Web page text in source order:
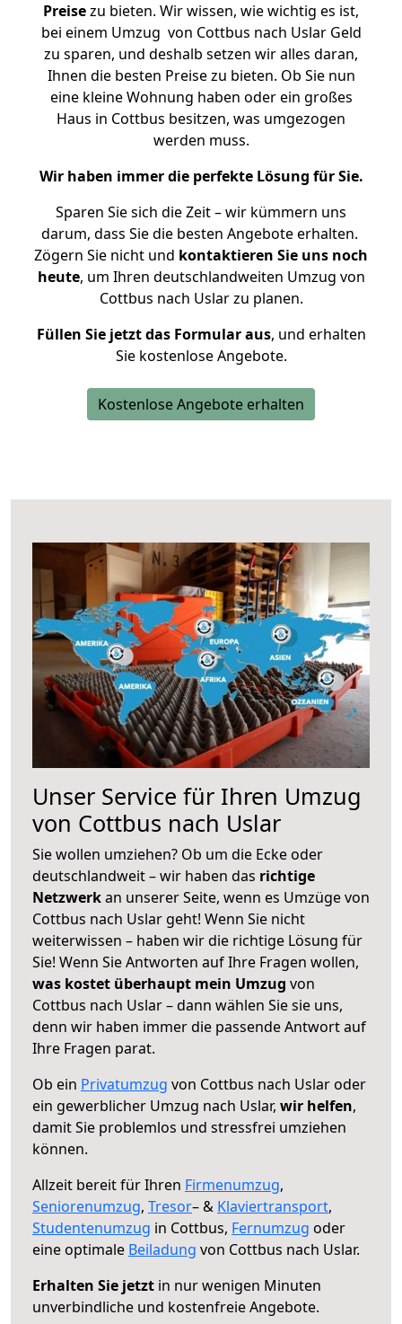
Preisezu bieten. Wir wissen, wie wichtig es ist,
bei einem Umzug von Cottbus nach Uslar Geld
zu sparen, und deshalb setzen wir alles daran,
Ihnen die besten Preise zu bieten. Ob Sie nun
eine kleine Wohnung haben oder ein großes
Haus in Cottbus besitzen, was umgezogen
werden muss.
Wir haben immer die perfekte Lösung für Sie.
Sparen Sie sich die Zeit – wir kümmern uns
darum, dass Sie die besten Angebote erhalten.
Zögern Sie nicht und kontaktieren Sie uns noch
heute, um Ihren deutschlandweiten Umzug von
Cottbus nach Uslar zu planen.
Füllen Sie jetzt das Formular aus, und erhalten
Sie kostenlose Angebote.
Kostenlose Angebote erhalten
Unser Service für Ihren Umzug
von Cottbus nach Uslar
Sie wollen umziehen? Ob um die Ecke oder
deutschlandweit – wir haben das richtige
Netzwerkan unserer Seite, wenn es Umzüge von
Cottbus nach Uslar geht! Wenn Sie nicht
weiterwissen – haben wir die richtige Lösung für
Sie! Wenn Sie Antworten auf Ihre Fragen wollen,
was kostet überhaupt mein Umzug von
Cottbus nach Uslar – dann wählen Sie sie uns,
denn wir haben immer die passende Antwort auf
Ihre Fragen parat.
Ob ein Privatumzug von Cottbus nach Uslar oder
ein gewerblicher Umzug nach Uslar, wir helfen,
damit Sie problemlos und stressfrei umziehen
können.
Allzeit bereit für Ihren Firmenumzug,
Seniorenumzug, Tresor– & Klaviertransport,
Studentenumzug in Cottbus, Fernumzug oder
eine optimale Beiladung von Cottbus nach Uslar.
Erhalten Sie jetzt in nur wenigen Minuten
unverbindliche und kostenfreie Angebote.